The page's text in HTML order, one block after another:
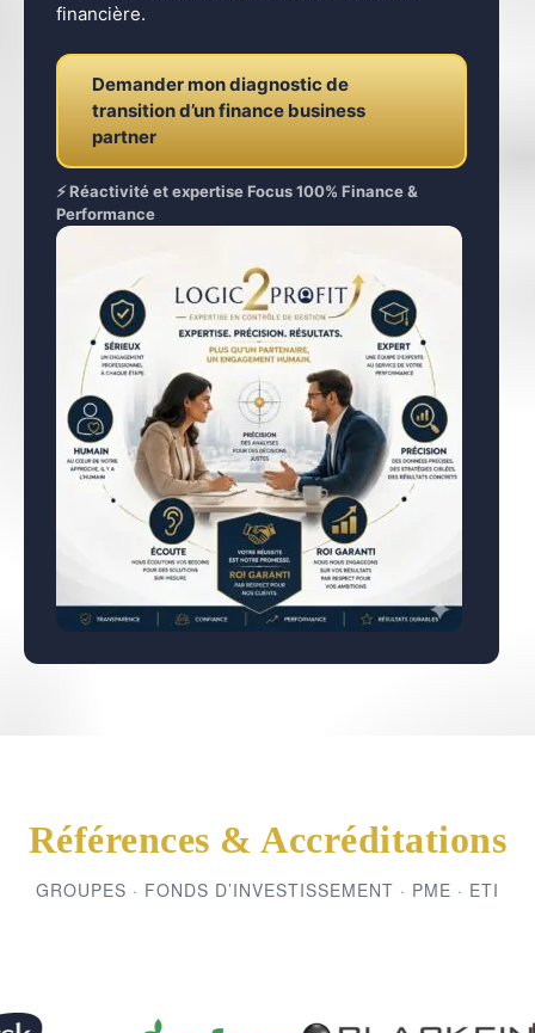
financière.
Demander mon diagnostic de
transition d’un finance business
partner
⚡ Réactivité et expertise Focus 100% Finance &
Performance
Références & Accréditations
GROUPES · FONDS D’INVESTISSEMENT · PME · ETI